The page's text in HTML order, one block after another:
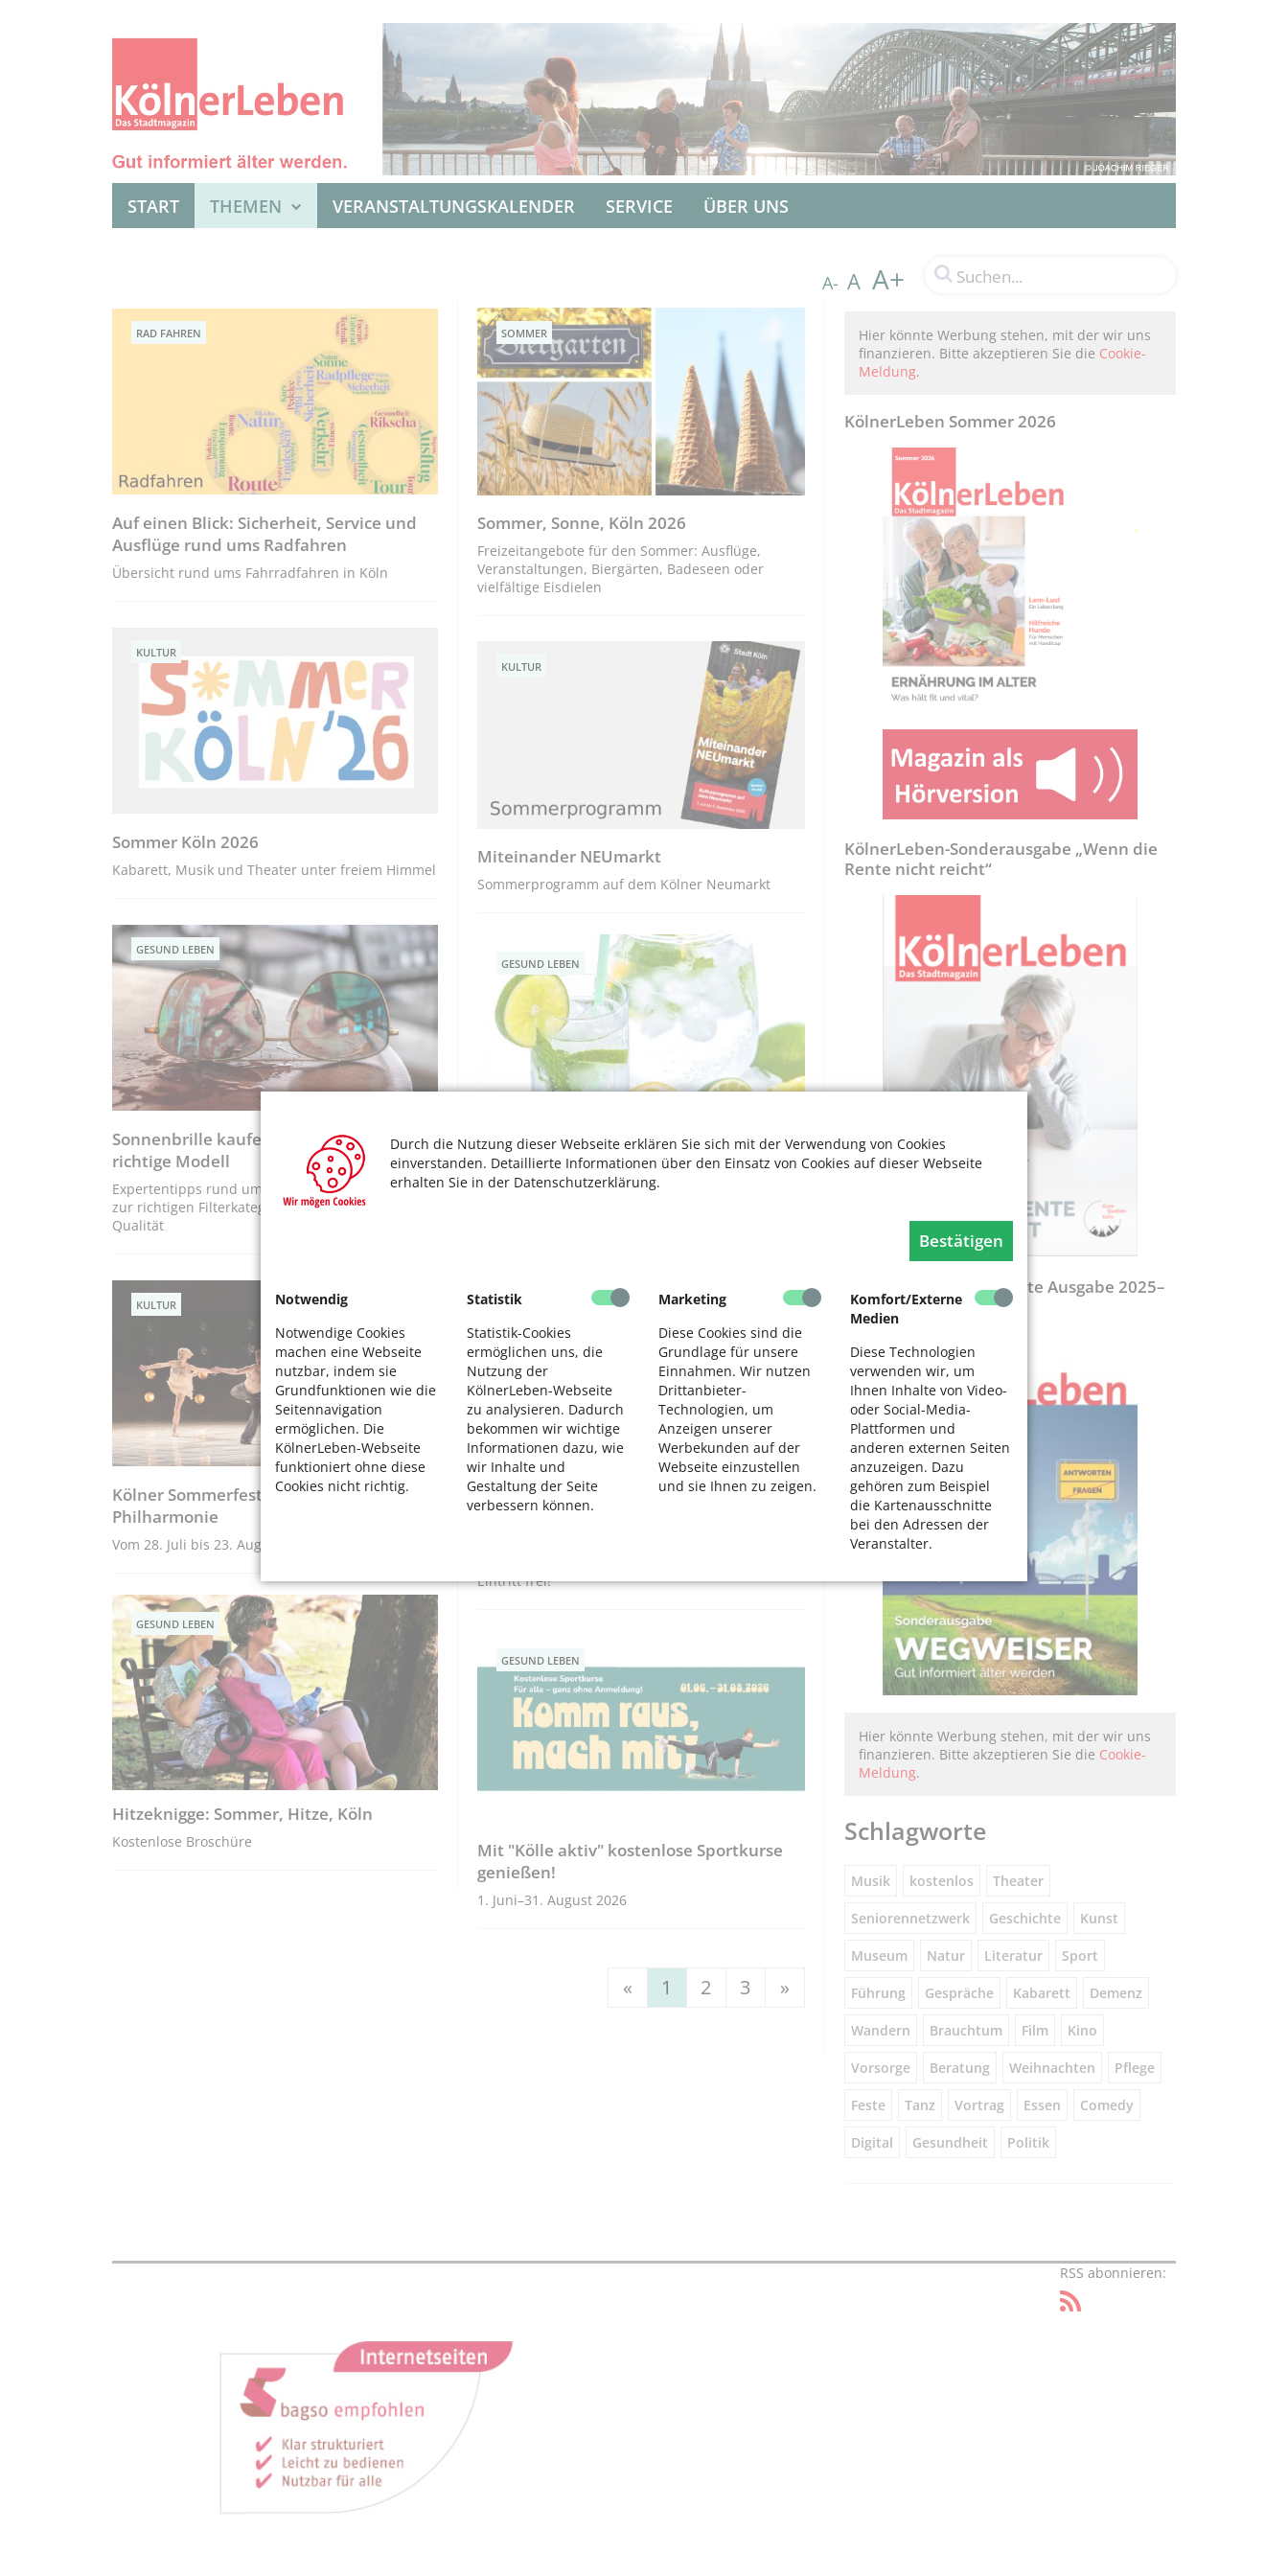
Durch die Nutzung dieser Webseite erklären Sie sich mit der Verwendung von Cookies
einverstanden. Detaillierte Informationen über den Einsatz von Cookies auf dieser Webseite
erhalten Sie in der Datenschutzerklärung.
Bestätigen
Notwendig
Notwendige Cookies
machen eine Webseite
nutzbar, indem sie
Grundfunktionen wie die
Seitennavigation
ermöglichen. Die
KölnerLeben-Webseite
funktioniert ohne diese
Cookies nicht richtig.
Statistik
Statistik-Cookies
ermöglichen uns, die
Nutzung der
KölnerLeben-Webseite
zu analysieren. Dadurch
bekommen wir wichtige
Informationen dazu, wie
wir Inhalte und
Gestaltung der Seite
verbessern können.
Marketing
Diese Cookies sind die
Grundlage für unsere
Einnahmen. Wir nutzen
Drittanbieter-
Technologien, um
Anzeigen unserer
Werbekunden auf der
Webseite einzustellen
und sie Ihnen zu zeigen.
Komfort/Externe
Medien
Diese Technologien
verwenden wir, um
Ihnen Inhalte von Video-
oder Social-Media-
Plattformen und
anderen externen Seiten
anzuzeigen. Dazu
gehören zum Beispiel
die Kartenausschnitte
bei den Adressen der
Veranstalter.
START THEMEN VERANSTALTUNGSKALENDER SERVICE ÜBER UNS
A- A A+
RAD FAHREN
Auf einen Blick: Sicherheit, Service und
Ausflüge rund ums Radfahren
Übersicht rund ums Fahrradfahren in Köln
KULTUR
Sommer Köln 2026
Kabarett, Musik und Theater unter freiem Himmel
GESUND LEBEN
Sonnenbrille kaufen – So finden Sie das
richtige Modell
Expertentipps rund um UV- und Blendschutz bis
zur richtigen Filterkategorie, Passform und
Qualität
KULTUR
Kölner Sommerfestival 2026 in der Kölner
Philharmonie
Vom 28. Juli bis 23. August 2026
GESUND LEBEN
Hitzeknigge: Sommer, Hitze, Köln
Kostenlose Broschüre
SOMMER
Sommer, Sonne, Köln 2026
Freizeitangebote für den Sommer: Ausflüge,
Veranstaltungen, Biergärten, Badeseen oder
vielfältige Eisdielen
KULTUR
Miteinander NEUmarkt
Sommerprogramm auf dem Kölner Neumarkt
GESUND LEBEN
Gesund durch die Sommerhitze – mit
Sonnencreme und Wasser in jeder Form
KULTUR
Mo, 10. und Di, 11.8.26, 15 Uhr: Escht
Kabarett auf dem Rudolfplatz (an der
Eintritt frei!
GESUND LEBEN
Mit "Kölle aktiv" kostenlose Sportkurse
genießen!
1. Juni–31. August 2026
« 1 2 3 »
Hier könnte Werbung stehen, mit der wir uns
finanzieren. Bitte akzeptieren Sie die Cookie-
Meldung.
KölnerLeben Sommer 2026
KölnerLeben-Sonderausgabe „Wenn die
Rente nicht reicht“
Wegweiser - Aktualisierte Ausgabe 2025–
2027
Hier könnte Werbung stehen, mit der wir uns
finanzieren. Bitte akzeptieren Sie die Cookie-
Meldung.
Schlagworte
Musik kostenlos Theater
Seniorennetzwerk Geschichte Kunst
Museum Natur Literatur Sport
Führung Gespräche Kabarett Demenz
Wandern Brauchtum Film Kino
Vorsorge Beratung Weihnachten Pflege
Feste Tanz Vortrag Essen Comedy
Digital Gesundheit Politik
RSS abonnieren: